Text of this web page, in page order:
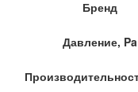
Бренд
Давление, Pa